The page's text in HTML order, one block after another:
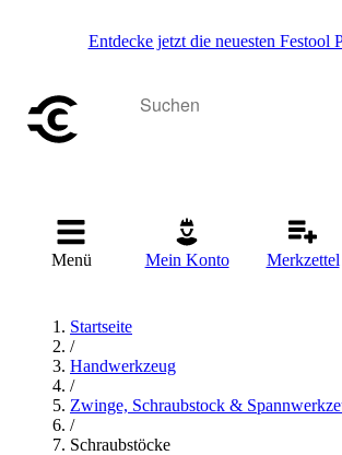
Entdecke jetzt die neuesten Festool
Menü Mein Konto Merkzettel
Startseite
/
Handwerkzeug
/
Zwinge, Schraubstock &
/
Schraubstöcke